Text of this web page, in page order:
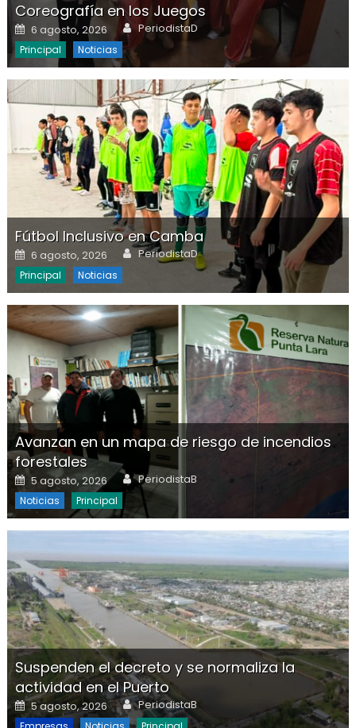
Coreografía en los Juegos
Posted on
6 agosto, 2026 Author
PeriodistaD
Principal Noticias
Fútbol Inclusivo en Camba
Posted on
6 agosto, 2026 Author
PeriodistaD
Principal Noticias
Avanzan en un mapa de riesgo de incendios
forestales
Posted on
5 agosto, 2026 Author
PeriodistaB
Noticias Principal
Suspenden el decreto y se normaliza la
actividad en el Puerto
Posted on
5 agosto, 2026 Author
PeriodistaB